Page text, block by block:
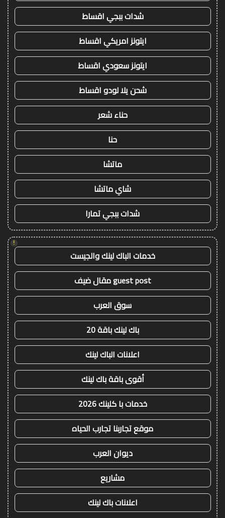
شدات ببجي اقساط
ايتونز امريكي اقساط
ايتونز سعودي اقساط
شحن يلا لودو اقساط
حناء شعر
حنا
ماتشا
شاي ماتشا
شدات ببجي تمارا
!
خدمات الباك لينك والجيست
guest post مقال ضيف
سوق العرب
باك لينك باقة 20
اعلانات الباك لينك
أقوى باقة باك لينك
خدمات با كلينك 2026
موقع تجاربنا تجارب الحياه
ديوان العرب
مشاريع
اعلانات باك لينك